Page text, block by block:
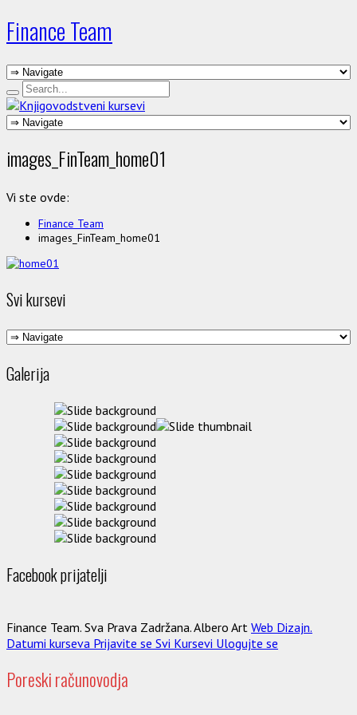
Finance Team
images_FinTeam_home01
Vi ste ovde:
Finance Team
images_FinTeam_home01
Svi kursevi
Galerija
Facebook prijatelji
Finance Team. Sva Prava Zadržana. Albero Art Web Dizajn.
Datumi kurseva Prijavite se Svi Kursevi Ulogujte se
Poreski računovodja